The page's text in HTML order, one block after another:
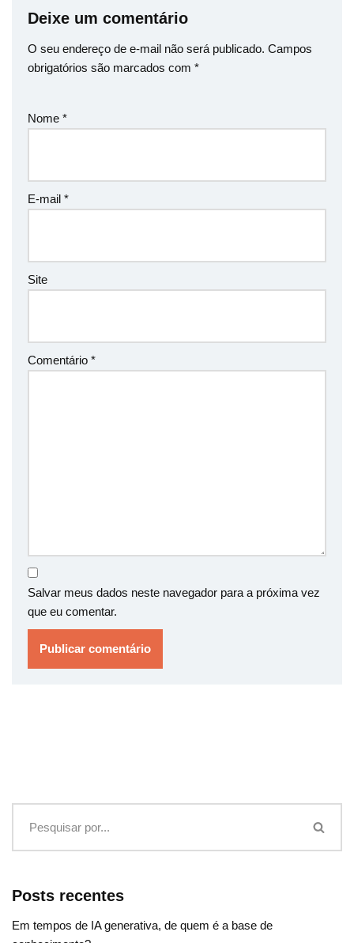
Deixe um comentário
O seu endereço de e-mail não será publicado. Campos
obrigatórios são marcados com *
Nome *
E-mail *
Site
Comentário *
Salvar meus dados neste navegador para a próxima vez
que eu comentar.
Posts recentes
Em tempos de IA generativa, de quem é a base de